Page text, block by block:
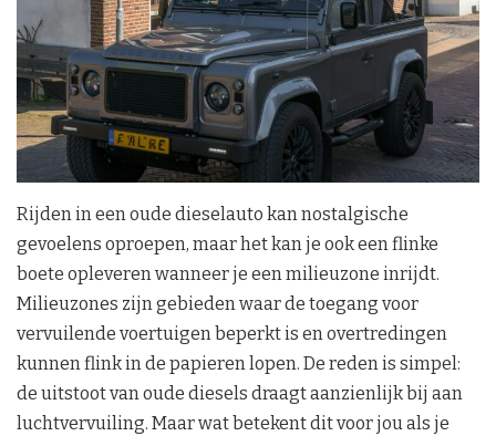
Rijden in een oude dieselauto kan nostalgische
gevoelens oproepen, maar het kan je ook een flinke
boete opleveren wanneer je een milieuzone inrijdt.
Milieuzones zijn gebieden waar de toegang voor
vervuilende voertuigen beperkt is en overtredingen
kunnen flink in de papieren lopen. De reden is simpel:
de uitstoot van oude diesels draagt aanzienlijk bij aan
luchtvervuiling. Maar wat betekent dit voor jou als je